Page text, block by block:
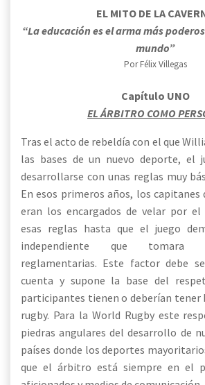
EL MITO DE LA
“La educación es el arma más
mundo”
Por Félix Villegas
Capítulo UNO
EL ÁRBITRO COMO
Tras el acto de rebeldía con el que
las bases de un nuevo deporte, el
desarrollarse con unas reglas muy
En esos primeros años, los capitanes
eran los encargados de velar por el
esas reglas hasta que el juego
independiente que tomara
reglamentarias. Este factor debe
cuenta y supone la base del
participantes tienen o deberían tener
rugby. Para la World Rugby este
piedras angulares del desarrollo de
países donde los deportes
que el árbitro está siempre en el